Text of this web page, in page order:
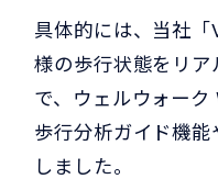
具体的には、当社
様の歩行状態をリア
で、ウェルウォー
歩行分析ガイド機
しました。